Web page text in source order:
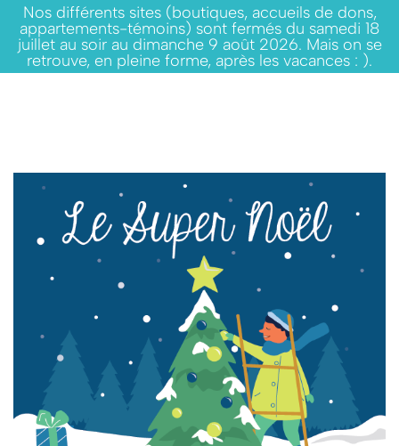
Nos différents sites (boutiques, accueils de dons,
appartements-témoins) sont fermés du samedi 18
juillet au soir au dimanche 9 août 2026. Mais on se
retrouve, en pleine forme, après les vacances : ).